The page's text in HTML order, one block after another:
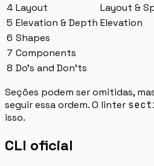
4 Layout
Layout &
5 Elevation & Depth Elevation
6 Shapes
7 Components
8 Do’s and Don’ts
Seções podem ser omitidas,
seguir essa ordem. O linter
isso.
CLI oficial